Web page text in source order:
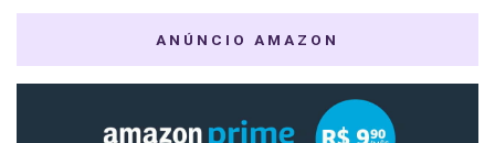
ANÚNCIO AMAZON